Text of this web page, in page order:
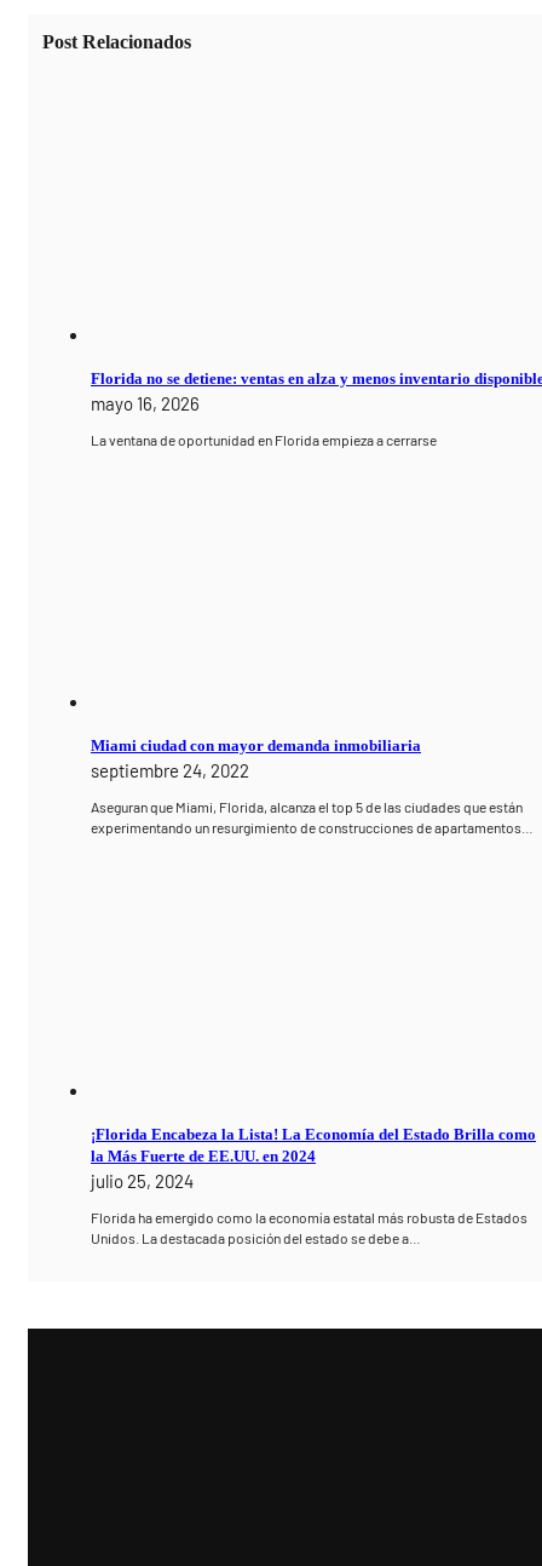
Post Relacionados
Florida no se detiene: ventas en alza y menos inventario
mayo 16, 2026
La ventana de oportunidad en Florida empieza a cerrarse
Miami ciudad con mayor demanda inmobiliaria
septiembre 24, 2022
Aseguran que Miami, Florida, alcanza el top 5 de las ciudades que están
experimentando un resurgimiento de construcciones de apartamentos…
¡Florida Encabeza la Lista! La Economía del Estado Brilla como
la Más Fuerte de EE.UU. en 2024
julio 25, 2024
Florida ha emergido como la economía estatal más robusta de Estados
Unidos. La destacada posición del estado se debe a…